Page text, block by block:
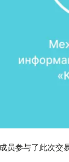
员参与了此次交易